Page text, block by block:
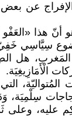
يـقرّر
أنّ هذا
سِيَّاسِي
هل
الْأَمَازِيغِيَة.
مُحسن فِكري يوم 28